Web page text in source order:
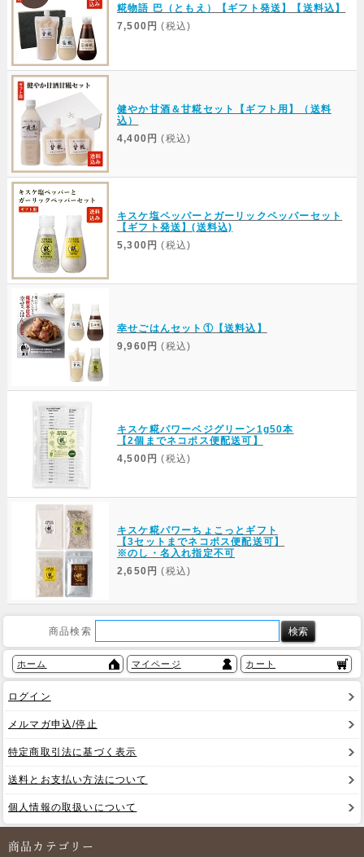
糀物語 巴（ともえ）【ギフト発送】【送料込】
7,500円 (税込)
健やか甘酒＆甘糀セット【ギフト用】（送料
込）
4,400円 (税込)
キスケ塩ペッパーとガーリックペッパーセット
【ギフト発送】(送料込)
5,300円 (税込)
幸せごはんセット①【送料込】
9,960円 (税込)
キスケ糀パワーベジグリーン1g50本
【2個までネコポス便配送可】
4,500円 (税込)
キスケ糀パワーちょこっとギフト
【3セットまでネコポス便配送可】
※のし・名入れ指定不可
2,650円 (税込)
商品検索
ホーム マイページ カート
ログイン
メルマガ申込/停止
特定商取引法に基づく表示
送料とお支払い方法について
個人情報の取扱いについて
商品カテゴリー